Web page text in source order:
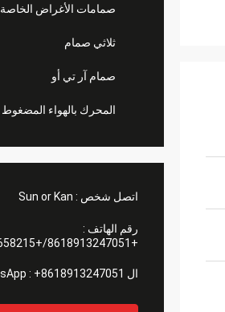
صمامات الأغراض الخاصة
ثلاثي صمام
صمام آر تي أو
المحرك بالهواء المضغوط
اتصل شخص : Sun or Kan
رقم الهاتف :
+8618913247051/+8618912658215/+8618260178084
ال WhatsApp : +8618913247051